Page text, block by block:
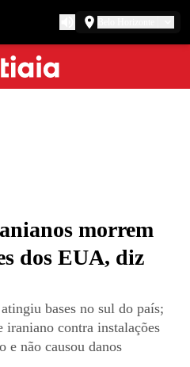
morrem
dos EUA, diz
bases no sul do país;
iraniano contra instalações
e não causou danos